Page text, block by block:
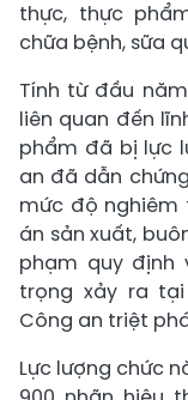
thực, thực
chữa bệnh, sữa
Tính từ đầu
liên quan đến
phẩm đã bị lực
an đã dẫn
mức độ nghiêm
án sản xuất,
phạm quy định
trọng xảy ra
Công an triệt
Lực lượng chức